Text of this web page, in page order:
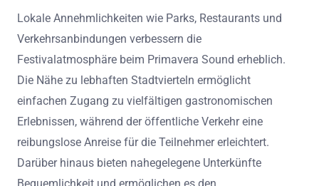
Lokale Annehmlichkeiten wie Parks, Restaurants und
Verkehrsanbindungen verbessern die
Festivalatmosphäre beim Primavera Sound erheblich.
Die Nähe zu lebhaften Stadtvierteln ermöglicht
einfachen Zugang zu vielfältigen gastronomischen
Erlebnissen, während der öffentliche Verkehr eine
reibungslose Anreise für die Teilnehmer erleichtert.
Darüber hinaus bieten nahegelegene Unterkünfte